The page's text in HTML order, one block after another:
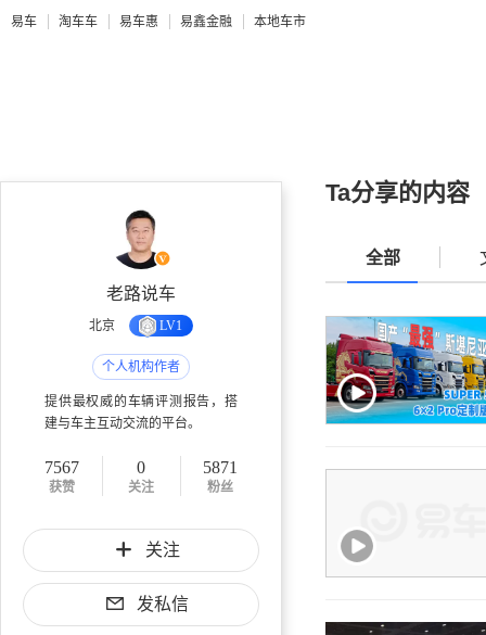
易车 淘车车 易车惠 易鑫金融 本地车市
老路说车
北京 LV1
个人机构作者
提供最权威的车辆评测报告，搭
建与车主互动交流的平台。
7567
获赞
0
关注
5871
粉丝
关注
发私信
Ta分享的内容
全部